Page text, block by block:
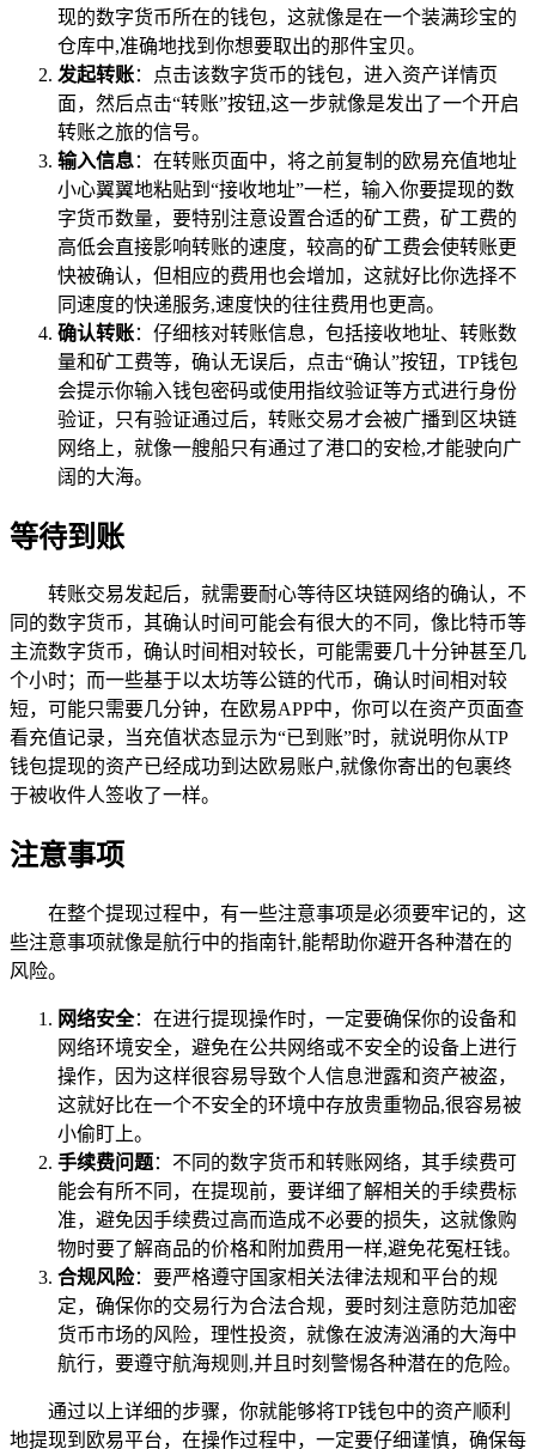
现的数字货币所在的钱包，这就像是在一个装满珍宝的
仓库中,准确地找到你想要取出的那件宝贝。
发起转账：点击该数字货币的钱包，进入资产详情页
面，然后点击“转账”按钮,这一步就像是发出了一个开启
转账之旅的信号。
输入信息：在转账页面中，将之前复制的欧易充值地址
小心翼翼地粘贴到“接收地址”一栏，输入你要提现的数
字货币数量，要特别注意设置合适的矿工费，矿工费的
高低会直接影响转账的速度，较高的矿工费会使转账更
快被确认，但相应的费用也会增加，这就好比你选择不
同速度的快递服务,速度快的往往费用也更高。
确认转账：仔细核对转账信息，包括接收地址、转账数
量和矿工费等，确认无误后，点击“确认”按钮，TP钱包
会提示你输入钱包密码或使用指纹验证等方式进行身份
验证，只有验证通过后，转账交易才会被广播到区块链
网络上，就像一艘船只有通过了港口的安检,才能驶向广
阔的大海。
等待到账
转账交易发起后，就需要耐心等待区块链网络的确认，不
同的数字货币，其确认时间可能会有很大的不同，像比特币等
主流数字货币，确认时间相对较长，可能需要几十分钟甚至几
个小时；而一些基于以太坊等公链的代币，确认时间相对较
短，可能只需要几分钟，在欧易APP中，你可以在资产页面查
看充值记录，当充值状态显示为“已到账”时，就说明你从TP
钱包提现的资产已经成功到达欧易账户,就像你寄出的包裹终
于被收件人签收了一样。
注意事项
在整个提现过程中，有一些注意事项是必须要牢记的，这
些注意事项就像是航行中的指南针,能帮助你避开各种潜在的
风险。
网络安全：在进行提现操作时，一定要确保你的设备和
网络环境安全，避免在公共网络或不安全的设备上进行
操作，因为这样很容易导致个人信息泄露和资产被盗，
这就好比在一个不安全的环境中存放贵重物品,很容易被
小偷盯上。
手续费问题：不同的数字货币和转账网络，其手续费可
能会有所不同，在提现前，要详细了解相关的手续费标
准，避免因手续费过高而造成不必要的损失，这就像购
物时要了解商品的价格和附加费用一样,避免花冤枉钱。
合规风险：要严格遵守国家相关法律法规和平台的规
定，确保你的交易行为合法合规，要时刻注意防范加密
货币市场的风险，理性投资，就像在波涛汹涌的大海中
航行，要遵守航海规则,并且时刻警惕各种潜在的危险。
通过以上详细的步骤，你就能够将TP钱包中的资产顺利
地提现到欧易平台，在操作过程中，一定要仔细谨慎，确保每